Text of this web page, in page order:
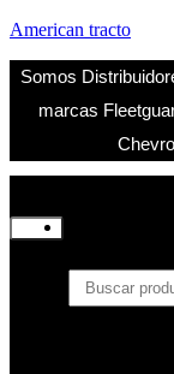
American tracto
Somos
marcas
Productos
Filtros